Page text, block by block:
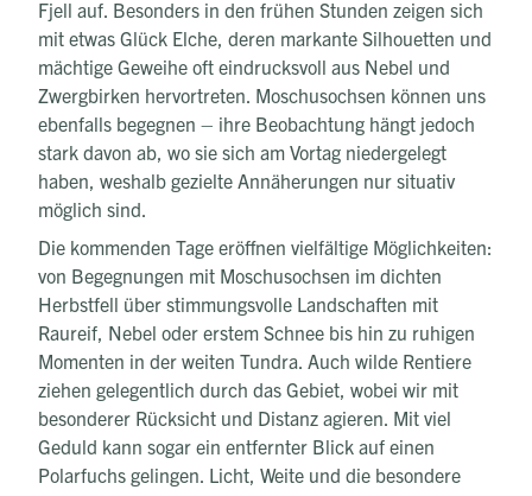
Fjell auf. Besonders in den frühen Stunden zeigen sich
mit etwas Glück Elche, deren markante Silhouetten und
mächtige Geweihe oft eindrucksvoll aus Nebel und
Zwergbirken hervortreten. Moschusochsen können uns
ebenfalls begegnen – ihre Beobachtung hängt jedoch
stark davon ab, wo sie sich am Vortag niedergelegt
haben, weshalb gezielte Annäherungen nur situativ
möglich sind.
Die kommenden Tage eröffnen vielfältige Möglichkeiten:
von Begegnungen mit Moschusochsen im dichten
Herbstfell über stimmungsvolle Landschaften mit
Raureif, Nebel oder erstem Schnee bis hin zu ruhigen
Momenten in der weiten Tundra. Auch wilde Rentiere
ziehen gelegentlich durch das Gebiet, wobei wir mit
besonderer Rücksicht und Distanz agieren. Mit viel
Geduld kann sogar ein entfernter Blick auf einen
Polarfuchs gelingen. Licht, Weite und die besondere